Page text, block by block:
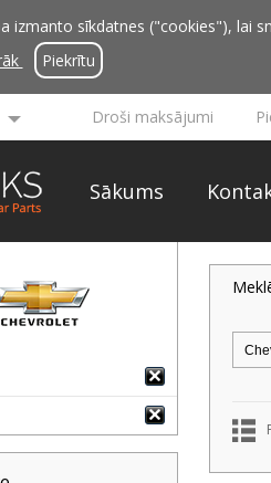
izmanto sīkdatnes ("cookies"), lai
Piekrītu
Droši maksājumi
Sākums